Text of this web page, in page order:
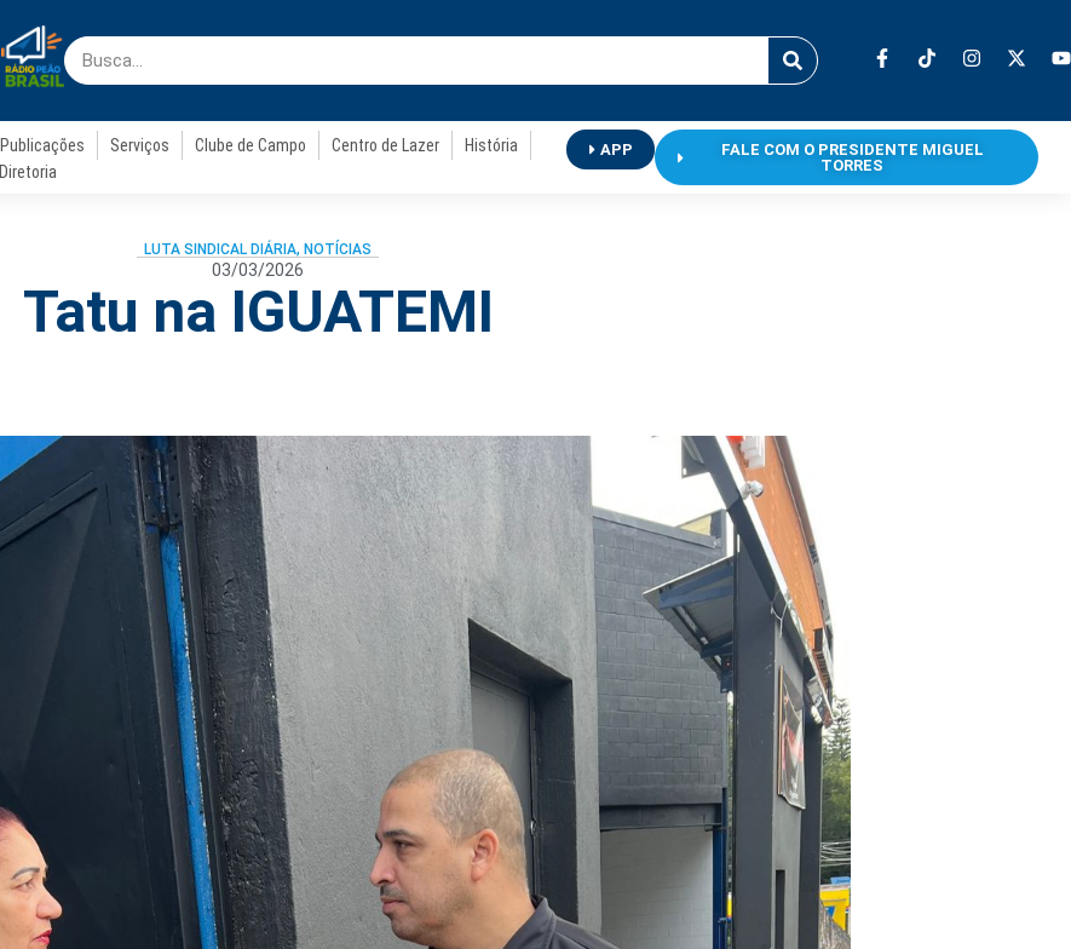
Publicações Serviços Clube de Campo Centro de Lazer
História
Diretoria
APP
FALE COM O PRESIDENTE MIGUEL
TORRES
LUTA SINDICAL DIÁRIA, NOTÍCIAS
03/03/2026
Tatu na IGUATEMI